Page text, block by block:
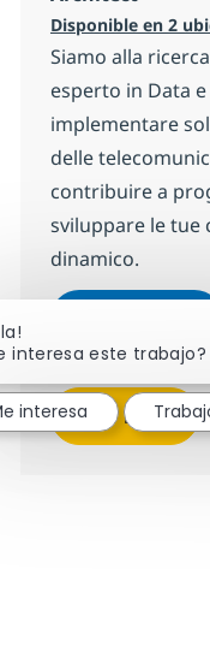
Disponible en 2
Siamo alla
esperto in Data
implementare
delle
contribuire a
sviluppare le tue
dinamico.
Ver más
interesa este trabajo?
interesa